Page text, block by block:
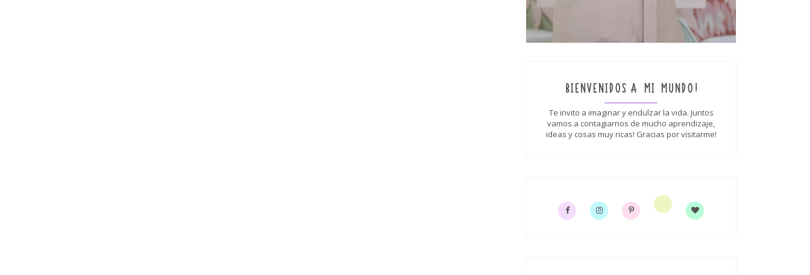
BIENVENIDOS A MI MUNDO!
Te invito a imaginar y endulzar la vida. Juntos
vamos a contagiarnos de mucho aprendizaje,
ideas y cosas muy ricas! Gracias por visitarme!